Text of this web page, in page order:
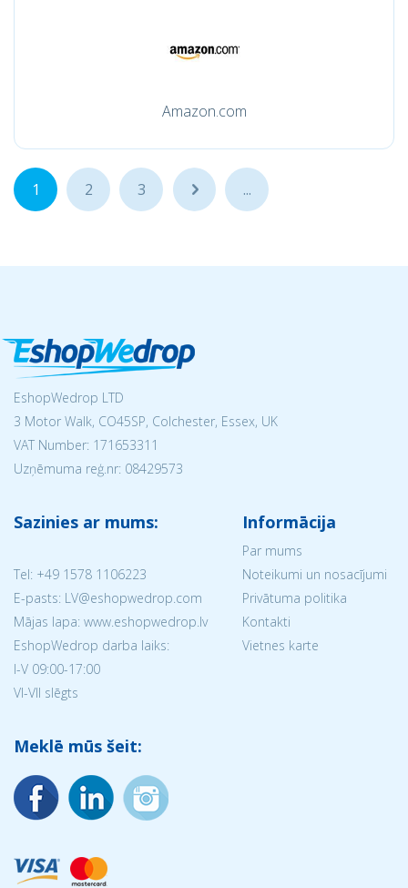
Amazon.com
1 2 3 ... ...
EshopWedrop LTD
3 Motor Walk, CO45SP, Colchester, Essex, UK
VAT Number: 171653311
Uzņēmuma reģ.nr: 08429573
Sazinies ar mums:
Tel: +49 1578 1106223
E-pasts: LV@eshopwedrop.com
Mājas lapa: www.eshopwedrop.lv
EshopWedrop darba laiks:
I-V 09:00-17:00
VI-VII slēgts
Informācija
Par mums
Noteikumi un nosacījumi
Privātuma politika
Kontakti
Vietnes karte
Meklē mūs šeit: